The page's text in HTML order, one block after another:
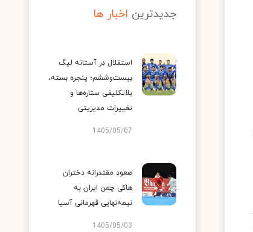
جدیدترین اخبار ها
استقلال در آستانه لیگ
بیست‌وششم؛ پنجره بسته،
بلاتکلیفی ستاره‌ها و
تغییرات مدیریتی
1405/05/07
صعود مقتدرانه دختران
هاکی چمن ایران به
نیمه‌نهایی قهرمانی آسیا
1405/05/03